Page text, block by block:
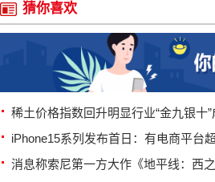
猜你喜欢
稀土价格指数回升明显行业“金九银十”
iPhone15系列发布首日：有电商平台
消息称索尼第一方大作《地平线：西